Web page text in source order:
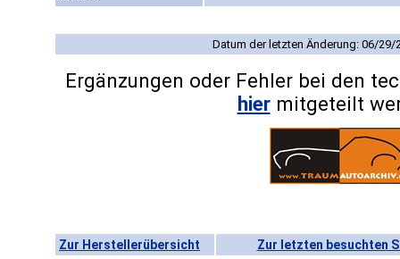
Datum der letzten Änderung: 06/29/
Ergänzungen oder Fehler bei den
hiermitgeteilt
Zur Herstellerübersicht Zur letzten besuchten